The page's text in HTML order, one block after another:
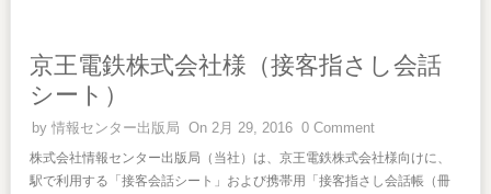
京王電鉄株式会社様（接客指さし会話
シート）
by情報センター出版局 On 2月 29, 2016 0 Comment
株式会社情報センター出版局（当社）は、京王電鉄株式会社様向けに、
駅で利用する「接客会話シート」および携帯用「接客指さし会話帳（冊